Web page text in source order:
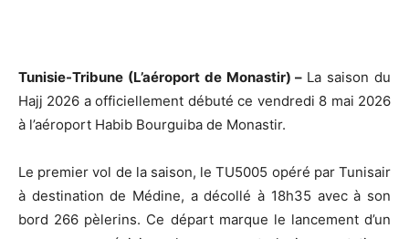
Tunisie-Tribune (L’aéroport de Monastir) – La saison du
Hajj 2026 a officiellement débuté ce vendredi 8 mai 2026
à l’aéroport Habib Bourguiba de Monastir.
Le premier vol de la saison, le TU5005 opéré par Tunisair
à destination de Médine, a décollé à 18h35 avec à son
bord 266 pèlerins. Ce départ marque le lancement d’un